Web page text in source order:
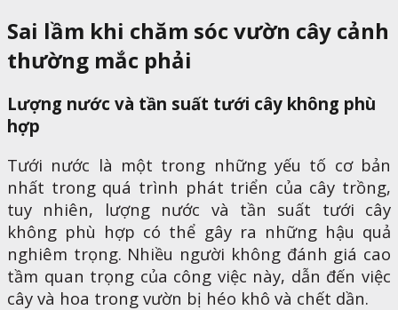
Sai lầm khi chăm sóc vườn cây cảnh
thường mắc phải
Lượng nước và tần suất tưới cây không phù
hợp
Tưới nước là một trong những yếu tố cơ bản
nhất trong quá trình phát triển của cây trồng,
tuy nhiên, lượng nước và tần suất tưới cây
không phù hợp có thể gây ra những hậu quả
nghiêm trọng. Nhiều người không đánh giá cao
tầm quan trọng của công việc này, dẫn đến việc
cây và hoa trong vườn bị héo khô và chết dần.